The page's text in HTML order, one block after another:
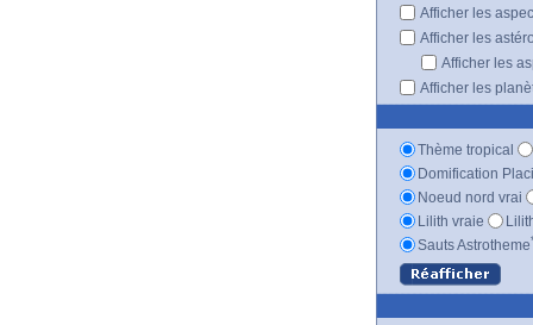
Afficher les
Afficher les
Afficher les
Afficher les
Thème tropical
Domification
Noeud nord vrai
Lilith vraie
Sauts Astrotheme